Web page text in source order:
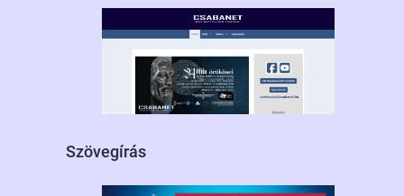
Szövegírás